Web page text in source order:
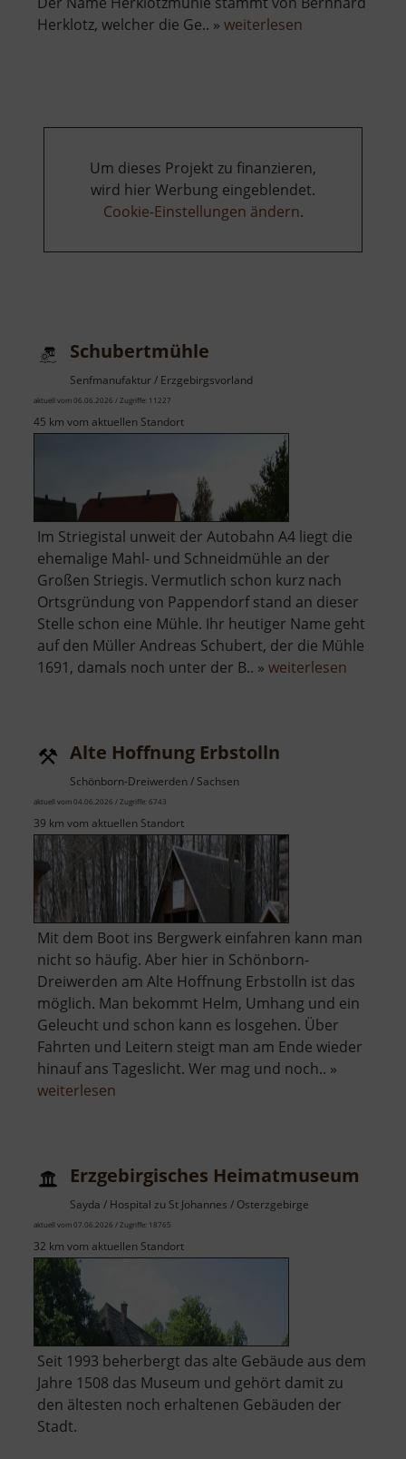
Herklotz, welcher die Ge.. » weiterlesen
Um dieses Projekt zu finanzieren,
wird hier Werbung eingeblendet.
Cookie-Einstellungen ändern.
Schubertmühle
Senfmanufaktur / Erzgebirgsvorland
aktuell vom 06.06.2026 / Zugriffe: 11227
45 km vom aktuellen Standort
Im Striegistal unweit der Autobahn A4 liegt die
ehemalige Mahl- und Schneidmühle an der
Großen Striegis. Vermutlich schon kurz nach
Ortsgründung von Pappendorf stand an dieser
Stelle schon eine Mühle. Ihr heutiger Name geht
auf den Müller Andreas Schubert, der die Mühle
1691, damals noch unter der B.. » weiterlesen
Alte Hoffnung Erbstolln
Schönborn-Dreiwerden / Sachsen
aktuell vom 04.06.2026 / Zugriffe: 6743
39 km vom aktuellen Standort
Mit dem Boot ins Bergwerk einfahren kann man
nicht so häufig. Aber hier in Schönborn-
Dreiwerden am Alte Hoffnung Erbstolln ist das
möglich. Man bekommt Helm, Umhang und ein
Geleucht und schon kann es losgehen. Über
Fahrten und Leitern steigt man am Ende wieder
hinauf ans Tageslicht. Wer mag und noch.. »
weiterlesen
Erzgebirgisches Heimatmuseum
Sayda / Hospital zu St Johannes / Osterzgebirge
aktuell vom 07.06.2026 / Zugriffe: 18765
32 km vom aktuellen Standort
Seit 1993 beherbergt das alte Gebäude aus dem
Jahre 1508 das Museum und gehört damit zu
den ältesten noch erhaltenen Gebäuden der
Stadt.